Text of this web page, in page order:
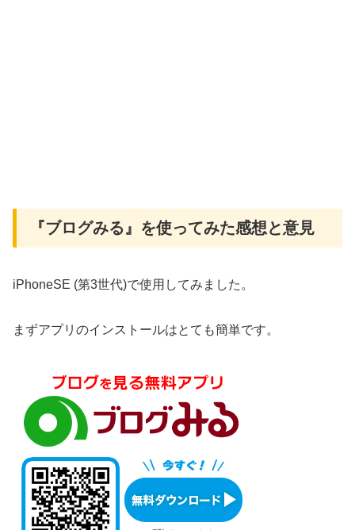
『ブログみる』を使ってみた感想と意見
iPhoneSE (第3世代)で使用してみました。
まずアプリのインストールはとても簡単です。